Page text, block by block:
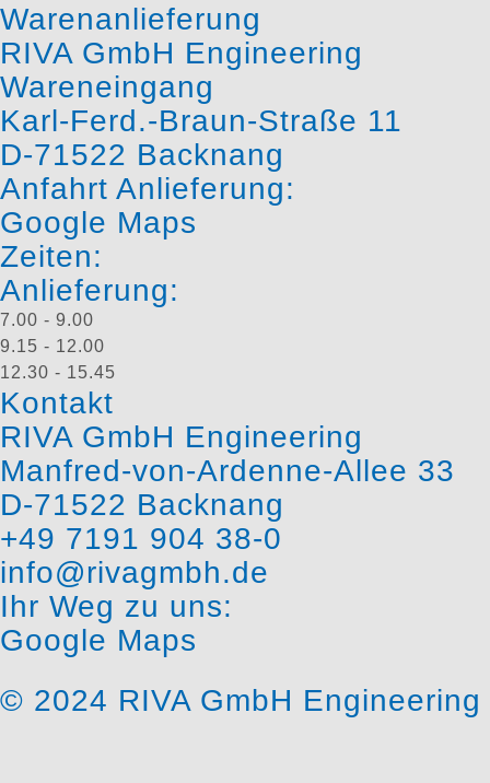
Warenanlieferung
RIVA GmbH Engineering
Wareneingang
Karl-Ferd.-Braun-Straße 11
D-71522 Backnang
Anfahrt Anlieferung:
Google Maps
Zeiten:
Anlieferung:
7.00 - 9.00
9.15 - 12.00
12.30 - 15.45
Kontakt
RIVA GmbH Engineering
Manfred-von-Ardenne-Allee 33
D-71522 Backnang
+49 7191 904 38-0
info@rivagmbh.de
Ihr Weg zu uns:
Google Maps
© 2024 RIVA GmbH Engineering